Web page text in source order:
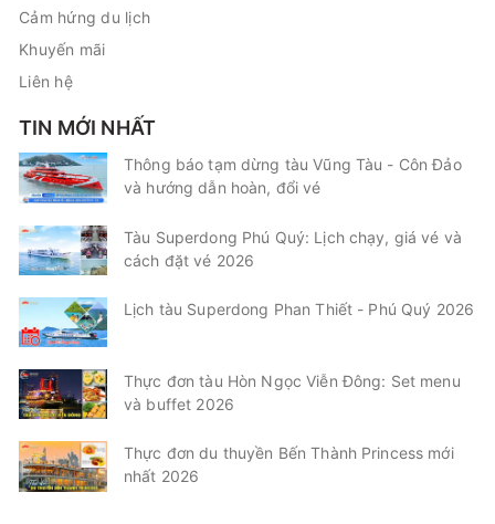
Cảm hứng du lịch
Khuyến mãi
Liên hệ
TIN MỚI NHẤT
Thông báo tạm dừng tàu Vũng Tàu - Côn Đảo
và hướng dẫn hoàn, đổi vé
Tàu Superdong Phú Quý: Lịch chạy, giá vé và
cách đặt vé 2026
Lịch tàu Superdong Phan Thiết - Phú Quý 2026
Thực đơn tàu Hòn Ngọc Viễn Đông: Set menu
và buffet 2026
Thực đơn du thuyền Bến Thành Princess mới
nhất 2026